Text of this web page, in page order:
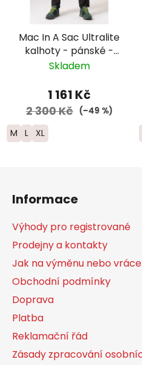
Mac In A Sac Ultralite
kalhoty - pánské -
černá
Skladem
1 161 Kč
2 300 Kč (–49 %)
M L XL
Informace
Výhody pro registrované
Prodejny a kontakty
Jak na výměnu nebo
Obchodní podmínky
Doprava
Platba
Reklamační řád
Zásady zpracování